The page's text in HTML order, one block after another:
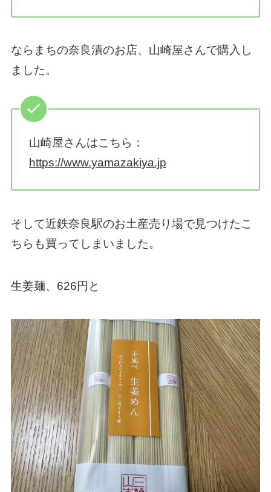
ならまちの奈良漬のお店、山崎屋さんで購入し
ました。
山崎屋さんはこちら：
https://www.yamazakiya.jp
そして近鉄奈良駅のお土産売り場で見つけたこ
ちらも買ってしまいました。
生姜麺、626円と